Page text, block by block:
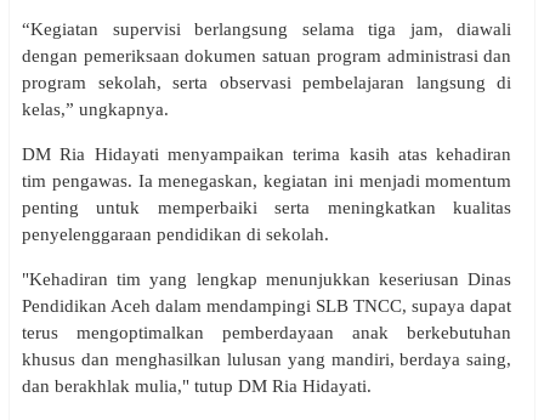
“Kegiatan supervisi berlangsung selama tiga jam, diawali
dengan pemeriksaan dokumen satuan program administrasi dan
program sekolah, serta observasi pembelajaran langsung di
kelas,” ungkapnya.
DM Ria Hidayati menyampaikan terima kasih atas kehadiran
tim pengawas. Ia menegaskan, kegiatan ini menjadi momentum
penting untuk memperbaiki serta meningkatkan kualitas
penyelenggaraan pendidikan di sekolah.
"Kehadiran tim yang lengkap menunjukkan keseriusan Dinas
Pendidikan Aceh dalam mendampingi SLB TNCC, supaya dapat
terus mengoptimalkan pemberdayaan anak berkebutuhan
khusus dan menghasilkan lulusan yang mandiri, berdaya saing,
dan berakhlak mulia," tutup DM Ria Hidayati.